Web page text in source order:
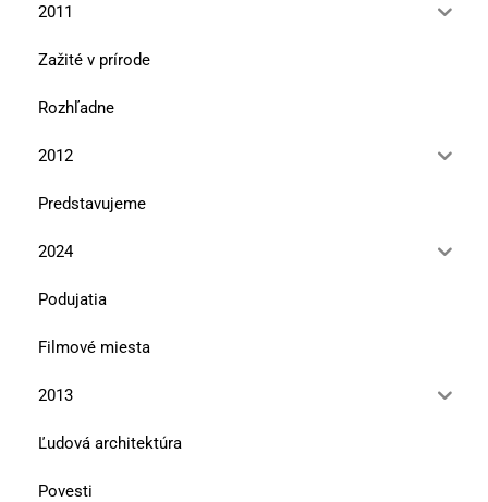
2011
Zažité v prírode
Rozhľadne
2012
Predstavujeme
2024
Podujatia
Filmové miesta
2013
Ľudová architektúra
Povesti